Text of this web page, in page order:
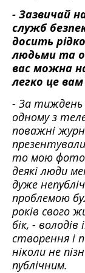
- Зазвичай
служб
досить
людьми та
вас можна
легко це
- За тиждень
одному з
поважні
то мою
деякі люди
дуже
проблемою
років свого
бік, -
створення і
ніколи не
публічним.